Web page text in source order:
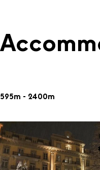
595m - 2400m